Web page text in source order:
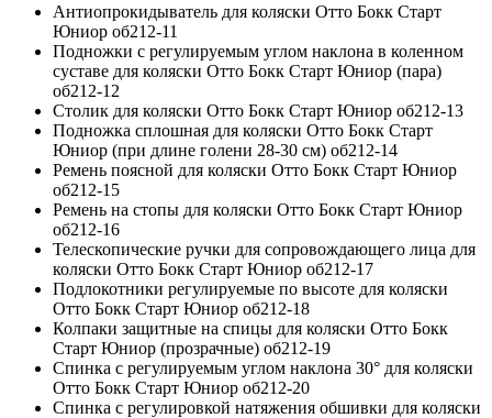
Антиопрокидыватель для коляски Отто Бокк Старт
Юниор об212-11
Подножки с регулируемым углом наклона в коленном
суставе для коляски Отто Бокк Старт Юниор (пара)
об212-12
Столик для коляски Отто Бокк Старт Юниор об212-13
Подножка сплошная для коляски Отто Бокк Старт
Юниор (при длине голени 28-30 см) об212-14
Ремень поясной для коляски Отто Бокк Старт Юниор
об212-15
Ремень на стопы для коляски Отто Бокк Старт Юниор
об212-16
Телескопические ручки для сопровождающего лица для
коляски Отто Бокк Старт Юниор об212-17
Подлокотники регулируемые по высоте для коляски
Отто Бокк Старт Юниор об212-18
Колпаки защитные на спицы для коляски Отто Бокк
Старт Юниор (прозрачные) об212-19
Спинка с регулируемым углом наклона 30° для коляски
Отто Бокк Старт Юниор об212-20
Спинка с регулировкой натяжения обшивки для коляски